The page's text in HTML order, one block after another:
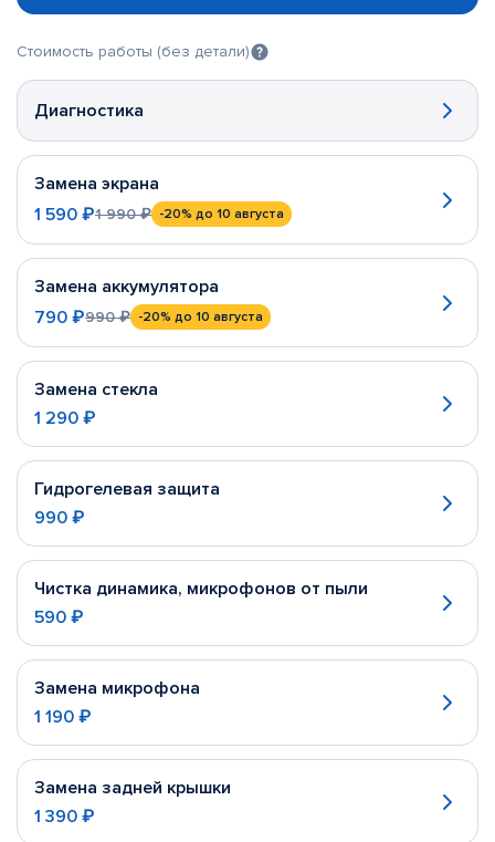
Стоимость работы (без детали)
Диагностика
Замена экрана
1 590 ₽1 990 ₽ -20% до 10 августа
Замена аккумулятора
790 ₽990 ₽ -20% до 10 августа
Замена стекла
1 290 ₽
Гидрогелевая защита
990 ₽
Чистка динамика, микрофонов от пыли
590 ₽
Замена микрофона
1 190 ₽
Замена задней крышки
1 390 ₽